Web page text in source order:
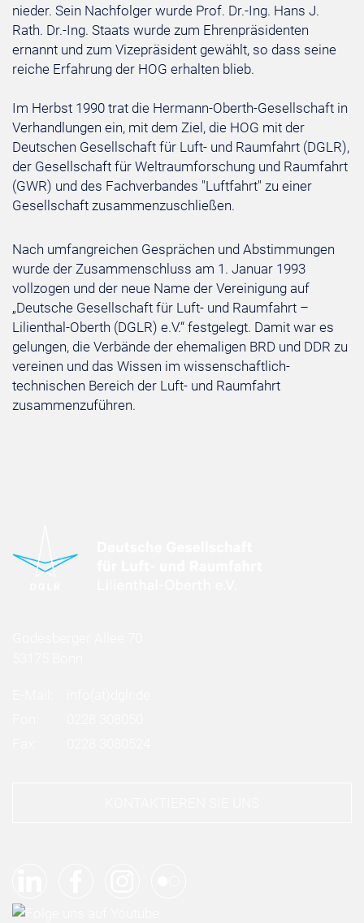
nieder. Sein Nachfolger wurde Prof. Dr.-Ing. Hans J.
Rath. Dr.-Ing. Staats wurde zum Ehrenpräsidenten
ernannt und zum Vizepräsident gewählt, so dass seine
reiche Erfahrung der HOG erhalten blieb.
Im Herbst 1990 trat die Hermann-Oberth-Gesellschaft in
Verhandlungen ein, mit dem Ziel, die HOG mit der
Deutschen Gesellschaft für Luft- und Raumfahrt (DGLR),
der Gesellschaft für Weltraumforschung und Raumfahrt
(GWR) und des Fachverbandes "Luftfahrt" zu einer
Gesellschaft zusammenzuschließen.
Nach umfangreichen Gesprächen und Abstimmungen
wurde der Zusammenschluss am 1. Januar 1993
vollzogen und der neue Name der Vereinigung auf
„Deutsche Gesellschaft für Luft- und Raumfahrt –
Lilienthal-Oberth (DGLR) e.V.“ festgelegt. Damit war es
gelungen, die Verbände der ehemaligen BRD und DDR zu
vereinen und das Wissen im wissenschaftlich-
technischen Bereich der Luft- und Raumfahrt
zusammenzuführen.